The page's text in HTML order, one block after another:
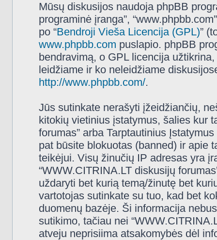
Mūsų diskusijos naudoja phpBB
programinė įranga”,
po “Bendroji Vieša Licencija (GPL)”
www.phpbb.com puslapio. phpBB
bendravimą, o GPL licencija
leidžiame ir ko neleidžiame
http://www.phpbb.com/.
Jūs sutinkate nerašyti įžeidžiančių,
kitokių vietinius įstatymus, šalies kur
forumas” arba Tarptautinius
pat būsite blokuotas (banned) ir apie
teikėjui. Visų žinučių IP adresas yra
“WWW.CITRINA.LT diskusijų
uždaryti bet kurią temą/žinutę bet
vartotojas sutinkate su tuo, kad bet
duomenų bazėje. Ši informacija
sutikimo, tačiau nei
atveju neprisiima atsakomybės dėl